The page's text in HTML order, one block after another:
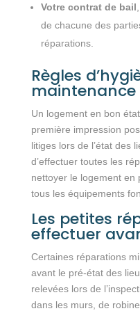
Votre contrat de bail
de chacune des
réparations.
Règles
maintenance
Un logement en bon
première impression
litiges lors de l’état des
d’effectuer toutes les
nettoyer le logement en
tous les équipements
Les petites
effectuer
Certaines réparations
avant le pré-état des
relevées lors de
dans les murs, de